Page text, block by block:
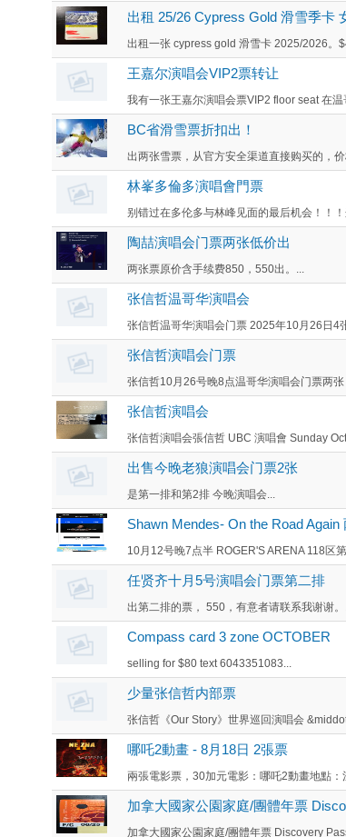
出租 25/26 Cypress Gold 滑雪季卡
出租一张 cypress gold 滑雪卡 2025/2026。
王嘉尔演唱会VIP2票转让
我有一张王嘉尔演唱会票VIP2 floor seat 在温
BC省滑雪票折扣出！
出两张雪票，从官方安全渠道直接购买的，
林峯多倫多演唱會門票
别错过在多伦多与林峰见面的最后机会！！
陶喆演唱会门票两张低价出
两张票原价含手续费850，550出。...
张信哲温哥华演唱会
张信哲温哥华演唱会门票 2025年10月26日4
张信哲演唱会门票
张信哲10月26号晚8点温哥华演唱会门票两
张信哲演唱会
张信哲演唱会張信哲 UBC 演唱會 Sunday
出售今晚老狼演唱会门票2张
是第一排和第2排 今晚演唱会...
Shawn Mendes- On the Road Again
10月12号晚7点半 ROGER'S ARENA 118区
任贤齐十月5号演唱会门票第二排
出第二排的票， 550，有意者请联系我谢谢。...
Compass card 3 zone OCTOBER
selling for $80 text 6043351083...
少量张信哲内部票
张信哲《Our Story》世界巡回演唱会
哪吒2動畫 - 8月18日 2張票
兩張電影票，30加元電影：哪吒2動畫地點
加拿大國家公園家庭/團體年票
加拿大國家公園家庭/團體年票 Discovery